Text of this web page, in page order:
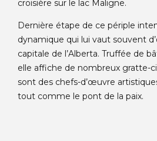
croisière sur le lac Maligne.
Dernière étape de ce périple
dynamique qui lui vaut souvent
capitale de l’Alberta. Truffée de
elle affiche de nombreux gratte-
sont des chefs-d’œuvre
tout comme le pont de la paix.